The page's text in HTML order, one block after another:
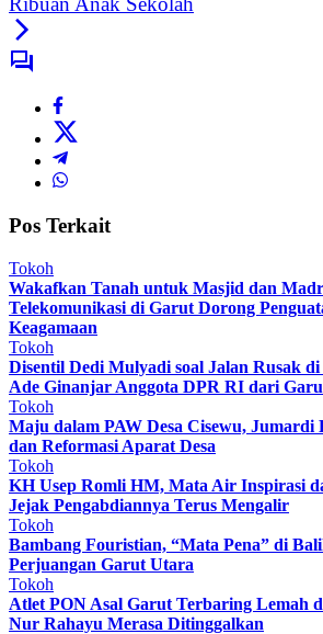
Pos Terkait
Tokoh
Wakafkan Tanah untuk Masjid dan
Telekomunikasi di Garut Dorong
Keagamaan
Tokoh
Disentil Dedi Mulyadi soal Jalan Rusak
Ade Ginanjar Anggota DPR RI dari
Tokoh
Maju dalam PAW Desa Cisewu, Jumardi
dan Reformasi Aparat Desa
Tokoh
KH Usep Romli HM, Mata Air Inspirasi
Jejak Pengabdiannya Terus Mengalir
Tokoh
Bambang Fouristian, “Mata Pena” di
Perjuangan Garut Utara
Tokoh
Atlet PON Asal Garut Terbaring Lemah
Nur Rahayu Merasa Ditinggalkan